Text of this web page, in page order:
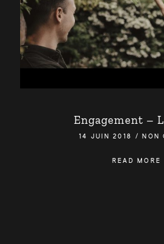
Engagement –
14 JUIN 2018 / NON
READ MORE